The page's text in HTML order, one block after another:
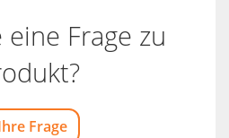
eine Frage zu
Frage